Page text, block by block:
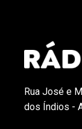
Rua José e
dos Índios -